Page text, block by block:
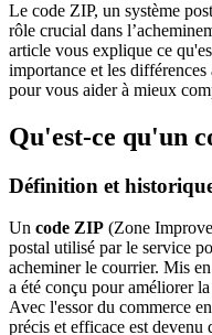
Le code ZIP, un système
rôle crucial dans
article vous explique ce
importance et les
pour vous aider à mieux
Qu'est-ce qu'un
Définition et
Un code ZIP (Zone
postal utilisé par le service
acheminer le courrier. Mis
a été conçu pour améliorer
Avec l'essor du commerce
précis et efficace est devenu